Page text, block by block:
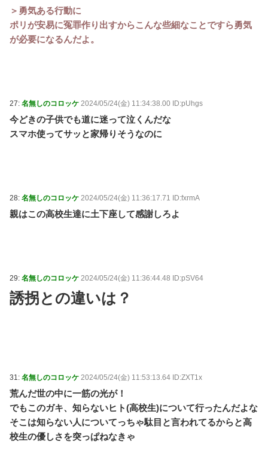
＞勇気ある行動に
ポリが安易に冤罪作り出すからこんな些細なことですら勇気
が必要になるんだよ。
27: 名無しのコロッケ 2024/05/24(金) 11:34:38.00 ID:pUhgs
今どきの子供でも道に迷って泣くんだな
スマホ使ってサッと家帰りそうなのに
28: 名無しのコロッケ 2024/05/24(金) 11:36:17.71 ID:fxrmA
親はこの高校生達に土下座して感謝しろよ
29: 名無しのコロッケ 2024/05/24(金) 11:36:44.48 ID:pSV64
誘拐との違いは？
31: 名無しのコロッケ 2024/05/24(金) 11:53:13.64 ID:ZXT1x
荒んだ世の中に一筋の光が！
でもこのガキ、知らないヒト(高校生)について行ったんだよな
そこは知らない人についてっちゃ駄目と言われてるからと高
校生の優しさを突っぱねなきゃ